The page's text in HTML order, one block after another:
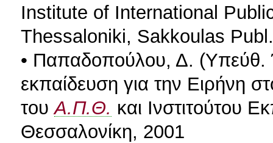
Institute of International
Thessaloniki, Sakkoulas
• Παπαδοπούλου, Δ. (Υπεύθ.
εκπαίδευση για την Ειρήνη
τουΑ.Π.Θ. και Ινστιτούτου
Θεσσαλονίκη, 2001